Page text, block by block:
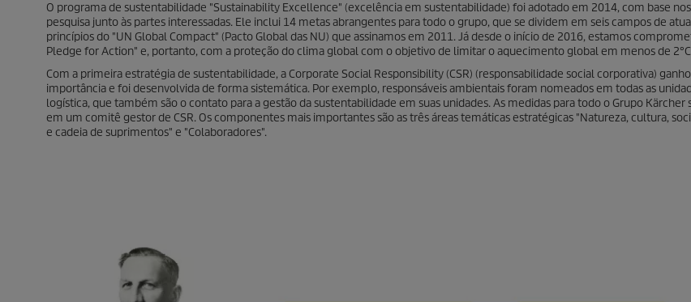
O programa de sustentabilidade "Sustainability Excellence" (excelência em sustentabilidade) foi adotado em 2014, com base
pesquisa junto às partes interessadas. Ele inclui 14 metas abrangentes para todo o grupo, que se dividem em seis campos de
princípios do "UN Global Compact" (Pacto Global das NU) que assinamos em 2011. Já desde o início de 2016, estamos
Pledge for Action" e, portanto, com a proteção do clima global com o objetivo de limitar o aquecimento global em menos de
Com a primeira estratégia de sustentabilidade, a Corporate Social Responsibility (CSR) (responsabilidade social corporativa)
importância e foi desenvolvida de forma sistemática. Por exemplo, responsáveis ambientais foram nomeados em todas as
logística, que também são o contato para a gestão da sustentabilidade em suas unidades. As medidas para todo o Grupo Kärcher
em um comitê gestor de CSR. Os componentes mais importantes são as três áreas temáticas estratégicas "Natureza, cultura,
e cadeia de suprimentos" e "Colaboradores".